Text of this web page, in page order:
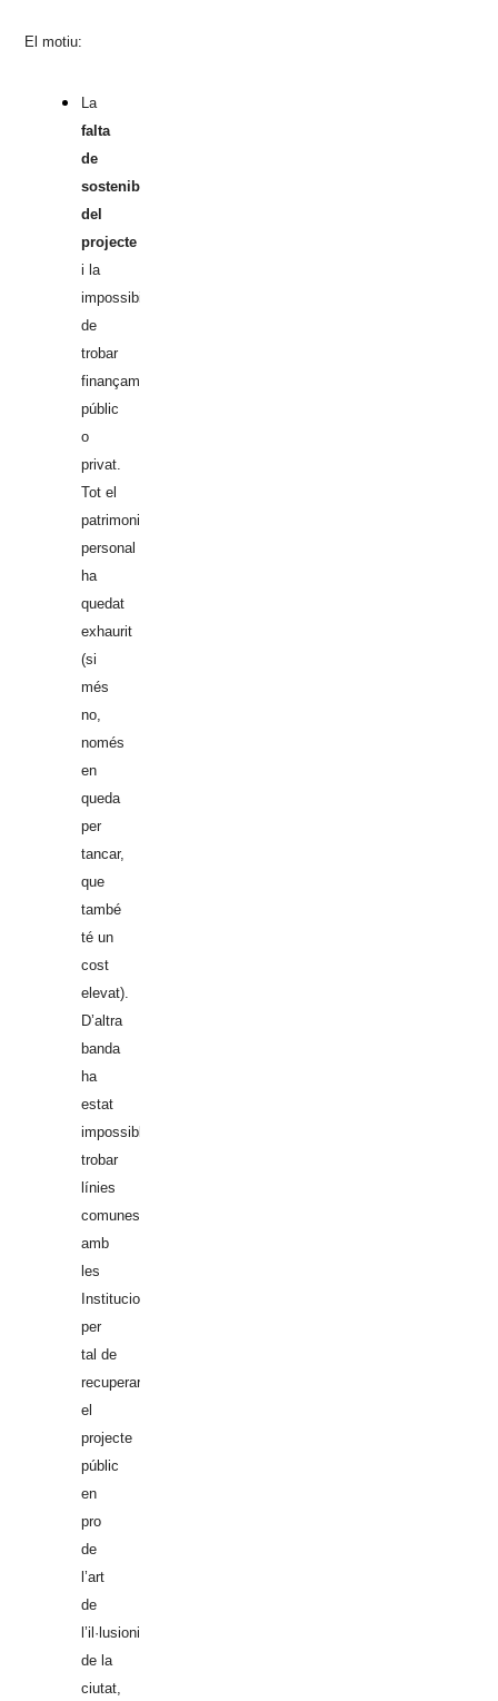
El motiu:
La
falta
de
sostenibilitat
del
projecte
i la
impossibilitat
de
trobar
finançament
públic
o
privat.
Tot el
patrimoni
personal
ha
quedat
exhaurit
(si
més
no,
només
en
queda
per
tancar,
que
també
té un
cost
elevat).
D’altra
banda
ha
estat
impossible
trobar
línies
comunes
amb
les
Institucions
per
tal de
recuperar
el
projecte
públic
en
pro
de
l’art
de
l’il·lusionisme,
de la
ciutat,